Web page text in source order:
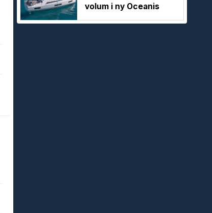
volum i ny Oceanis